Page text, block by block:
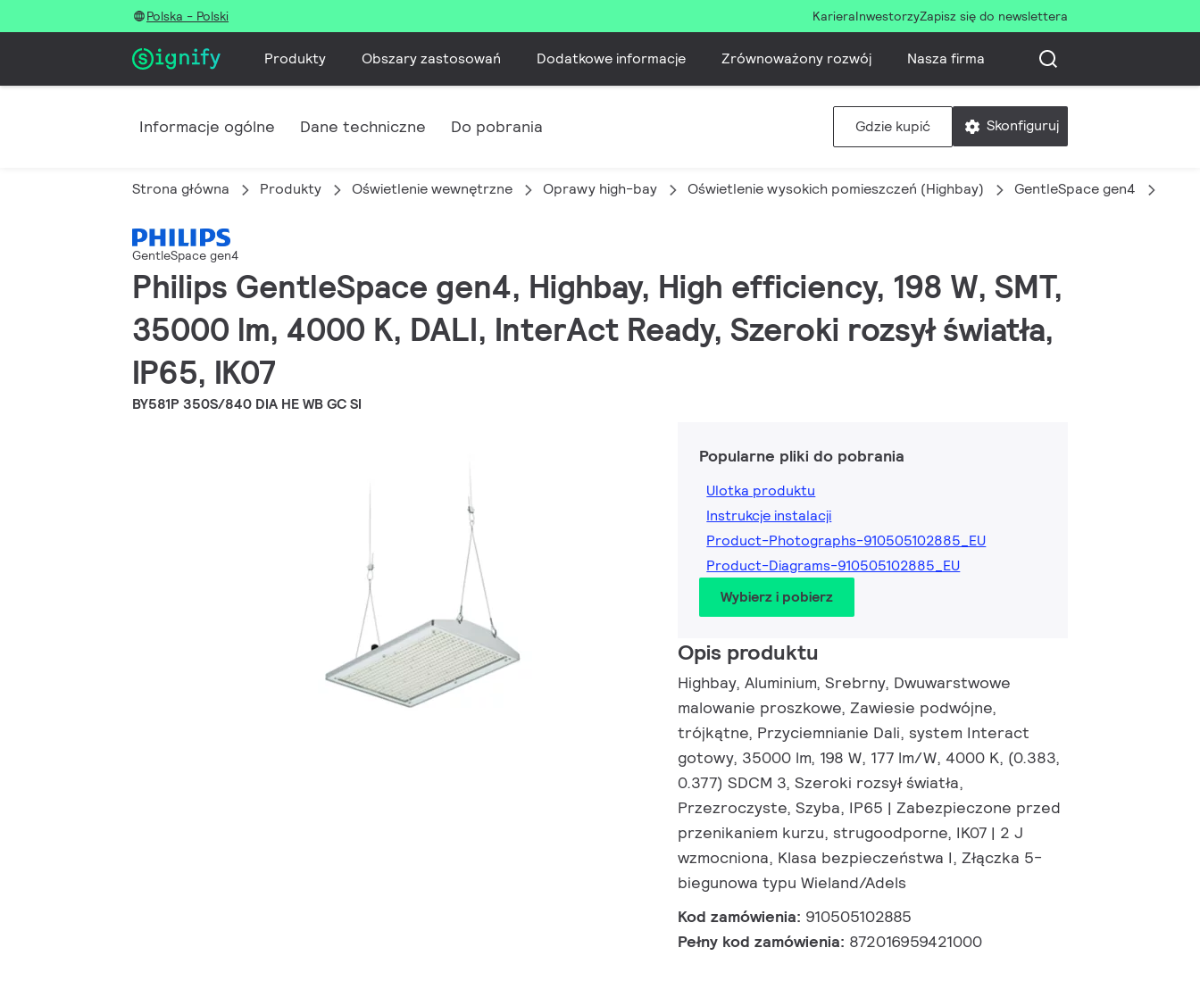
Polska - Polski KarieraInwestorzyZapisz się do newslettera
Produkty Obszary zastosowań Dodatkowe informacje Zrównoważony rozwój Nasza firma
Informacje ogólne Dane techniczne Do pobrania Gdzie kupić Skonfiguruj
Strona główna Produkty Oświetlenie wewnętrzne Oprawy high-bay Oświetlenie wysokich pomieszczeń (Highbay) GentleSpace gen4
GentleSpace gen4
Philips GentleSpace gen4, Highbay, High efficiency, 198 W, SMT,
35000 lm, 4000 K, DALI, InterAct Ready, Szeroki rozsył światła,
IP65, IK07
BY581P 350S/840 DIA HE WB GC SI
Popularne pliki do pobrania
Ulotka produktu
Instrukcje instalacji
Product-Photographs-910505102885_EU
Product-Diagrams-910505102885_EU
Wybierz i pobierz
Opis produktu
Highbay, Aluminium, Srebrny, Dwuwarstwowe
malowanie proszkowe, Zawiesie podwójne,
trójkątne, Przyciemnianie Dali, system Interact
gotowy, 35000 lm, 198 W, 177 lm/W, 4000 K, (0.383,
0.377) SDCM 3, Szeroki rozsył światła,
Przezroczyste, Szyba, IP65 | Zabezpieczone przed
przenikaniem kurzu, strugoodporne, IK07 | 2 J
wzmocniona, Klasa bezpieczeństwa I, Złączka 5-
biegunowa typu Wieland/Adels
Kod zamówienia: 910505102885
Pełny kod zamówienia: 872016959421000